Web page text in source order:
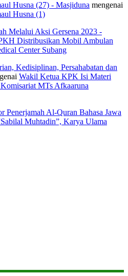
Husna (27) - Masjiduna mengenai
Husna (1)
Melalui Aksi Gersena 2023 -
Distribusikan Mobil Ambulan
Center Subang
Kedisiplinan, Persahabatan dan
Wakil Ketua KPK Isi Materi
MTs Afkaaruna
Penerjamah Al-Quran Bahasa Jawa
Muhtadin”, Karya Ulama